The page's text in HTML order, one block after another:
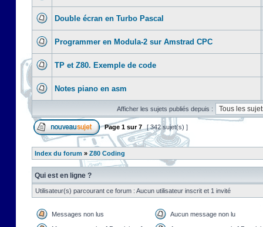
Double écran en Turbo Pascal
Programmer en Modula-2 sur Amstrad CPC
TP et Z80. Exemple de code
Notes piano en asm
Afficher les sujets publiés depuis :
Page 1 sur7 [ 342 sujet(s) ]
Index du forum » Z80 Coding
Qui est en ligne ?
Utilisateur(s) parcourant ce forum : Aucun utilisateur inscrit et 1 invité
Messages non lus Aucun message non lu